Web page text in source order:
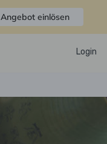
Angebot einlösen
Login